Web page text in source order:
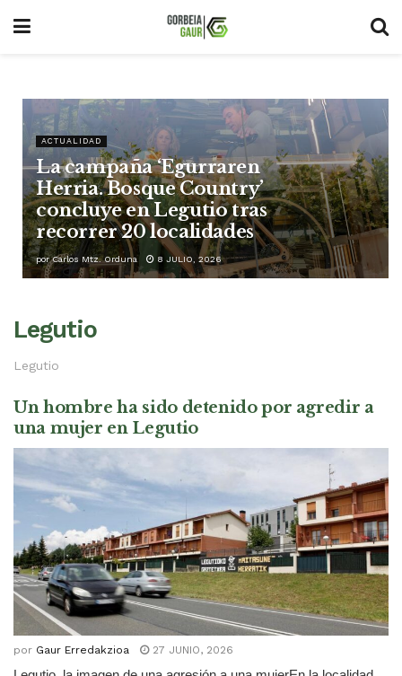
ACTUALIDAD
La campaña ‘Egurraren
Herria. Bosque Country’
concluye en Legutio tras
recorrer 20 localidades
por Carlos Mtz. Orduna 8 JULIO, 2026
Legutio
Legutio
Un hombre ha sido detenido por agredir a
una mujer en Legutio
por Gaur Erredakzioa 27 JUNIO, 2026